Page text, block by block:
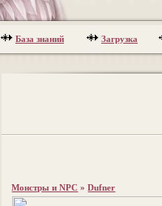
База знаний Загрузка
Монстры и NPC »Dufner